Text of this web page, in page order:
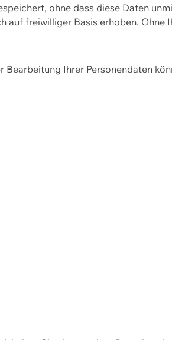
ohne dass diese Daten
auf freiwilliger Basis erhoben.
Ihrer Personendaten